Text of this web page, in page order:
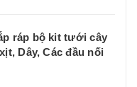
ráp bộ kit tưới cây
Dây, Các đầu nối